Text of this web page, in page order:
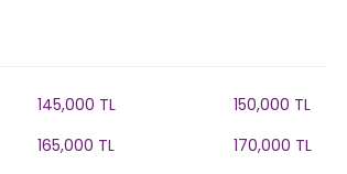
145,000 TL
150,000 TL
165,000 TL
170,000 TL